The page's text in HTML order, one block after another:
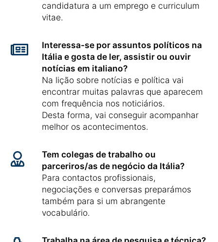
candidatura a um emprego e curriculum
vitae.
Interessa-se por assuntos políticos na
Itália e gosta de ler, assistir ou ouvir
notícias em italiano?
Na lição sobre notícias e política vai
encontrar muitas palavras que aparecem
com frequência nos noticiários.
Desta forma, vai conseguir acompanhar
melhor os acontecimentos.
Tem colegas de trabalho ou
parceriros/as de negócio da Itália?
Para contactos profissionais,
negociações e conversas preparámos
também para si um abrangente
vocabulário.